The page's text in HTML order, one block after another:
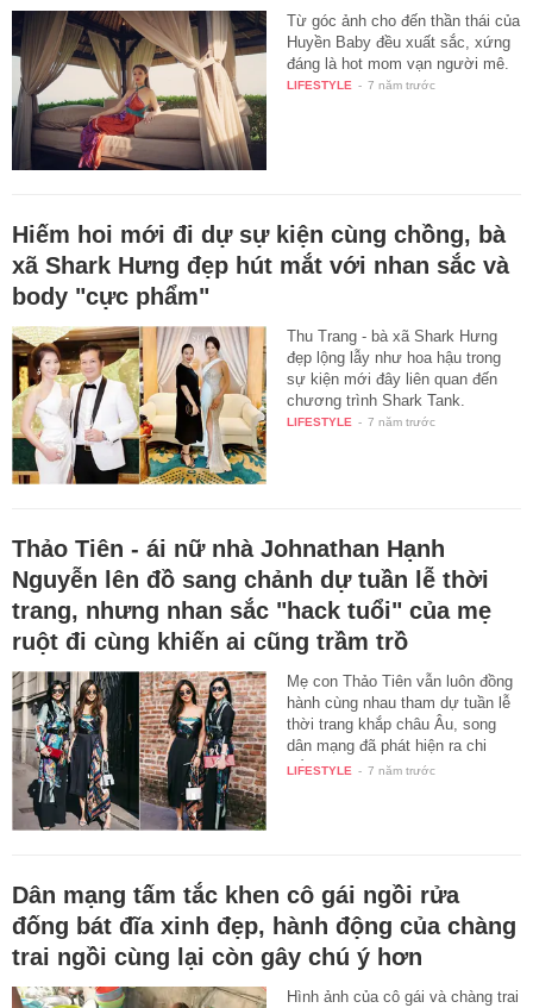
Từ góc ảnh cho đến thần thái của
Huyền Baby đều xuất sắc, xứng
đáng là hot mom vạn người mê.
LIFESTYLE - 7 năm trước
Hiếm hoi mới đi dự sự kiện cùng chồng, bà
xã Shark Hưng đẹp hút mắt với nhan sắc và
body "cực phẩm"
Thu Trang - bà xã Shark Hưng
đẹp lộng lẫy như hoa hậu trong
sự kiện mới đây liên quan đến
chương trình Shark Tank.
LIFESTYLE - 7 năm trước
Thảo Tiên - ái nữ nhà Johnathan Hạnh
Nguyễn lên đồ sang chảnh dự tuần lễ thời
trang, nhưng nhan sắc "hack tuổi" của mẹ
ruột đi cùng khiến ai cũng trầm trồ
Mẹ con Thảo Tiên vẫn luôn đồng
hành cùng nhau tham dự tuần lễ
thời trang khắp châu Âu, song
dân mạng đã phát hiện ra chi
tiết…
LIFESTYLE - 7 năm trước
Dân mạng tấm tắc khen cô gái ngồi rửa
đống bát đĩa xinh đẹp, hành động của chàng
trai ngồi cùng lại còn gây chú ý hơn
Hình ảnh của cô gái và chàng trai